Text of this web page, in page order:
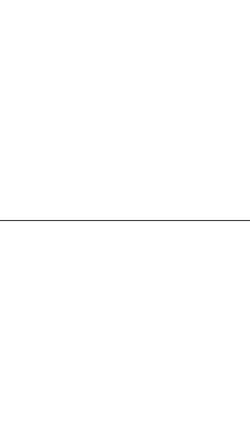
from the homepage to see if you